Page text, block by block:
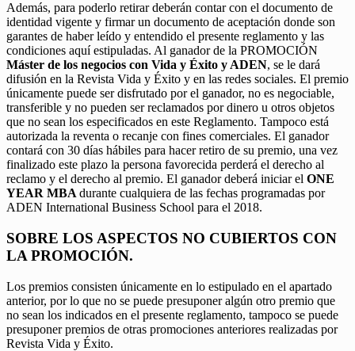
Además, para poderlo retirar deberán contar con el documento de
identidad vigente y firmar un documento de aceptación donde son
garantes de haber leído y entendido el presente reglamento y las
condiciones aquí estipuladas. Al ganador de la PROMOCIÓN
Máster de los negocios con Vida y Éxito y ADEN, se le dará
difusión en la Revista Vida y Éxito y en las redes sociales. El premio
únicamente puede ser disfrutado por el ganador, no es negociable,
transferible y no pueden ser reclamados por dinero u otros objetos
que no sean los especificados en este Reglamento. Tampoco está
autorizada la reventa o recanje con fines comerciales. El ganador
contará con 30 días hábiles para hacer retiro de su premio, una vez
finalizado este plazo la persona favorecida perderá el derecho al
reclamo y el derecho al premio. El ganador deberá iniciar el ONE
YEAR MBA durante cualquiera de las fechas programadas por
ADEN International Business School para el 2018.
SOBRE LOS ASPECTOS NO CUBIERTOS CON
LA PROMOCIÓN.
Los premios consisten únicamente en lo estipulado en el apartado
anterior, por lo que no se puede presuponer algún otro premio que
no sean los indicados en el presente reglamento, tampoco se puede
presuponer premios de otras promociones anteriores realizadas por
Revista Vida y Éxito.